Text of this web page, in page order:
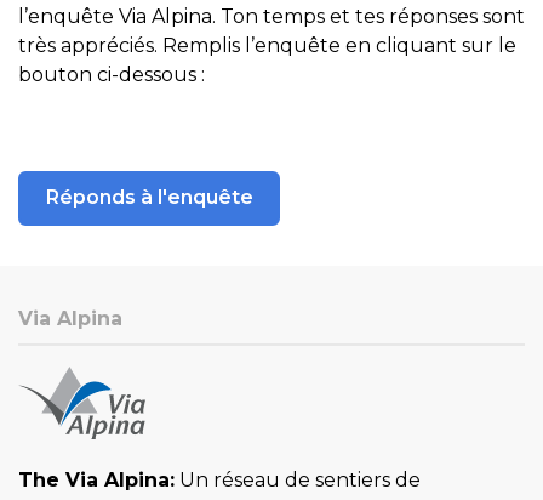
l’enquête Via Alpina. Ton temps et tes réponses sont
très appréciés. Remplis l’enquête en cliquant sur le
bouton ci-dessous :
Réponds à l'enquête
Via Alpina
The Via Alpina: Un réseau de sentiers de